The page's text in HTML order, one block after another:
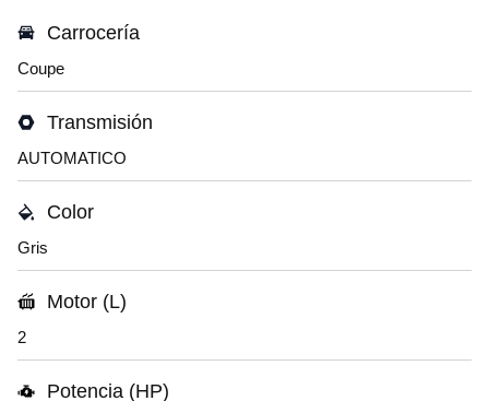
Carrocería
Coupe
Transmisión
AUTOMATICO
Color
Gris
Motor (L)
2
Potencia (HP)